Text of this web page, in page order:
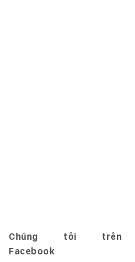
Chúng tôi trên
Facebook